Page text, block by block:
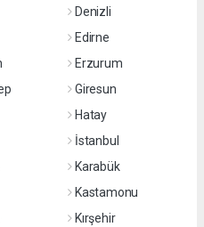
Denizli
Edirne
Erzurum
Giresun
Hatay
İstanbul
Karabük
Kastamonu
Kırşehir